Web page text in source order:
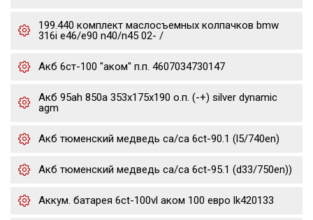
199.440 комплект маслосъемных колпачков bmw
316i e46/e90 n40/n45 02- /
Акб 6ст-100 "аком" п.п. 4607034730147
Акб 95ah 850a 353x175x190 о.п. (-+) silver dynamic
agm
Акб тюменский медведь ca/ca 6ct-90.1 (l5/740en)
Акб тюменский медведь ca/ca 6ct-95.1 (d33/750en))
Аккум. батарея 6ct-100vl аком 100 евро lk420133